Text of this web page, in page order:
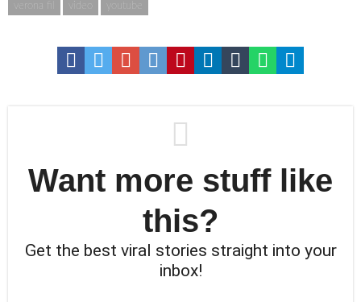
verona fil
youtube
Want more stuff like
this?
Get the best viral stories straight into your
inbox!